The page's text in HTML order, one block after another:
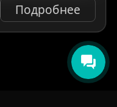
Подробнее